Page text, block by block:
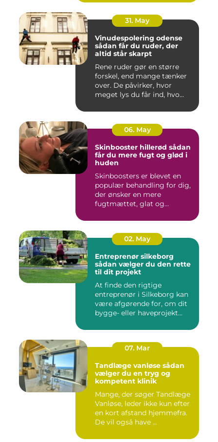
31. May
Vinudespolering odense
sådan får du ruder, der
altid står skarpt
Rene ruder gør en større
forskel, end mange tænker
over. De påvirker, hvor
meget lys du får ind, hvo...
06. May
Skinbooster hillerød sådan
får du mere fugt og glød i
huden
Skinboosters er blevet en
populær behandling for dig,
der ønsker en mere
fugtmættet, glat og
02. May
Entreprenør silkeborg
sådan vælger du den rette
til dit projekt
At finde den rigtige
entreprenør i Silkeborg kan
være afgørende for, om dit
bygge- eller haveprojekt...
07. Mar
Tandlæge vanløse sådan
vælger du en tryg og
kompetent klinik
Mange, der søger Tandlæge
Vanløse, leder ikke kun efter
en kort afstand hjemmefra.
De vil også have ...